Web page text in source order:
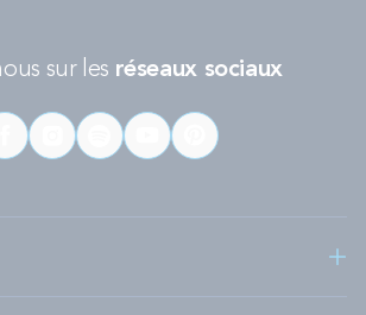
sur les réseaux sociaux